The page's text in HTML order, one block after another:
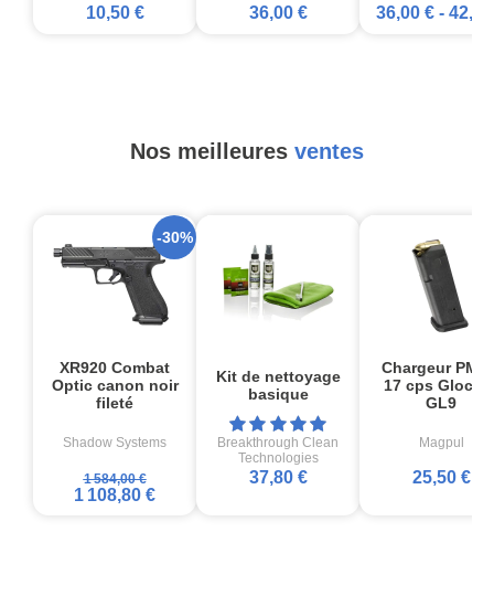
10,50 € 36,00 € 36,00 €-
Nos meilleures ventes
XR920 Combat
Optic canon noir
fileté
Shadow Systems
1 584,00 €
1 108,80 €
-30%
Kit de nettoyage
basique
Breakthrough Clean
Technologies
37,80 €
Chargeur
17 cps
GL9
Magpul
25,50 €